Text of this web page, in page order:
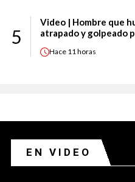
5
Video | Hombre que
atrapado y golpeado
Hace 11 horas
EN VIDEO